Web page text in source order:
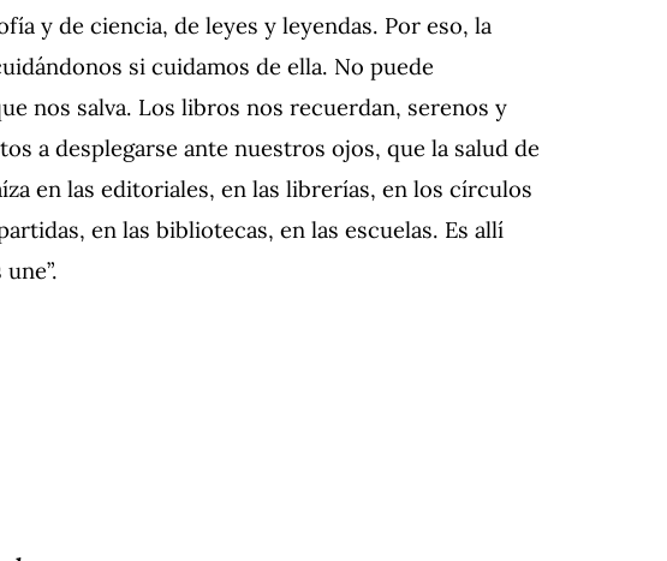
y de ciencia, de leyes y leyendas. Por eso, la
si cuidamos de ella. No puede
nos salva. Los libros nos recuerdan, serenos y
a desplegarse ante nuestros ojos, que la salud de
en las editoriales, en las librerías, en los círculos
en las bibliotecas, en las escuelas. Es allí